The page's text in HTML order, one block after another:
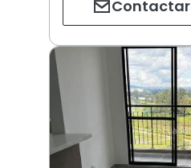
Contactar